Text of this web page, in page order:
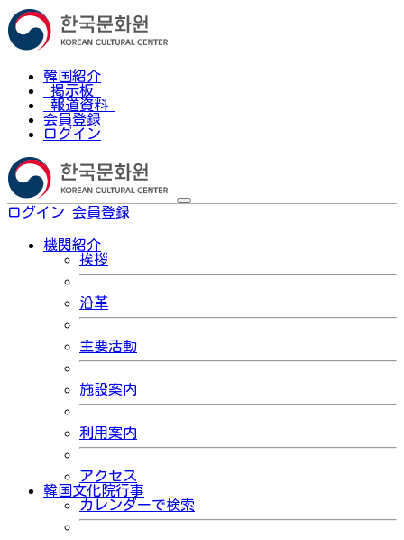
韓国紹介
掲示板
報道資料
会員登録
ログイン
ログイン 会員登録
機関紹介
挨拶
沿革
主要活動
施設案内
利用案内
アクセス
韓国文化院行事
カレンダーで検索